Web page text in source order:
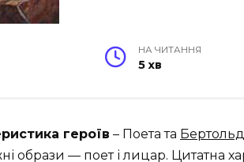
НА ЧИТАННЯ
5 хв
героїв – Поета та
образи — поет і лицар. Цитатна